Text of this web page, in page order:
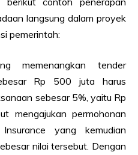
langsung dalam proyek
pemerintah:
memenangkan tender
Rp 500 juta harus
sebesar 5%, yaitu Rp
mengajukan permohonan
yang kemudian
nilai tersebut. Dengan